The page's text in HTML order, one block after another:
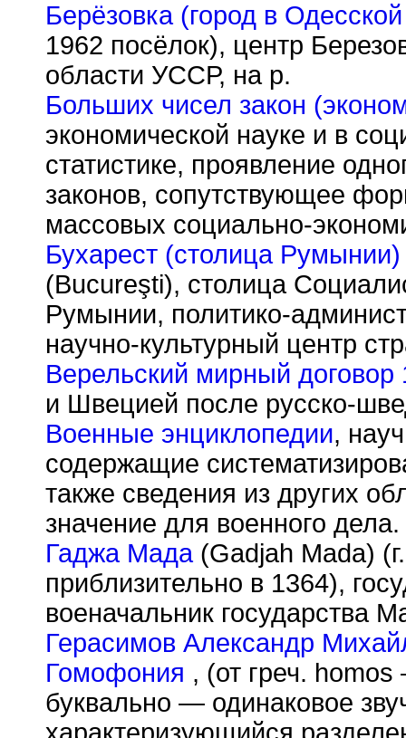
Берёзовка (город в
1962 посёлок), центр
области УССР, на р.
Больших чисел закон
экономической науке и в
статистике, проявление
законов, сопутствующее
массовых социально-
Бухарест (столица Румынии)
(Bucureşti), столица
Румынии, политико-
научно-культурный центр
Верельский мирный договор
и Швецией после русско-
Военные энциклопедии,
содержащие
также сведения из других
значение для военного дела.
Гаджа Мада(Gadjah Mada)
приблизительно в 1364),
военачальник государства
Герасимов Александр
Гомофония , (от греч.
буквально — одинаковое